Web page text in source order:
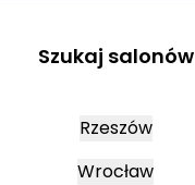
Szukaj salonów
Rzeszów
Wrocław